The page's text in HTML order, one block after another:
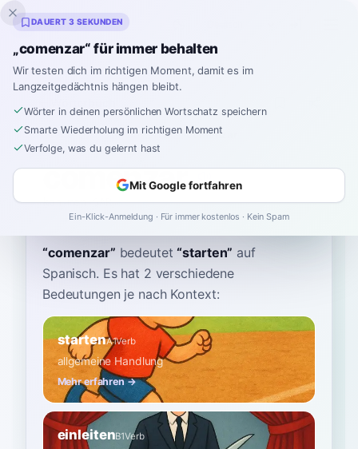
Inklingo
Startseite›Spanisch› Wörterbuch ›comenzar
comenzar
koh-men-SAR ko.menˈsaɾ
“comenzar” bedeutet “starten” auf
Spanisch. Es hat 2 verschiedene
Bedeutungen je nach Kontext:
startenA1Verb
allgemeine Handlung
Mehr erfahren →
einleitenB1Verb
DAUERT 3 SEKUNDEN
„comenzar“ für immer behalten
Wir testen dich im richtigen Moment, damit es im
Langzeitgedächtnis hängen bleibt.
Wörter in deinen persönlichen Wortschatz speichern
Smarte Wiederholung im richtigen Moment
Verfolge, was du gelernt hast
Mit Google fortfahren
Ein-Klick-Anmeldung · Für immer kostenlos · Kein Spam